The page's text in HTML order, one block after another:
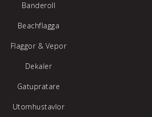
Banderoll
Beachflagga
Flaggor & Vepor
Dekaler
Gatupratare
Utomhustavlor